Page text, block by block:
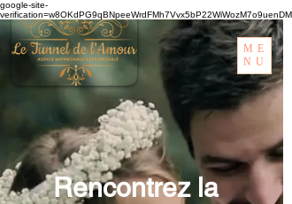
google-site-
verification=w8OKdPG9qBNpeeWrdFMh7Vvx5bP22WiWozM7o9uenDM
ME
NU
Rencontrez la